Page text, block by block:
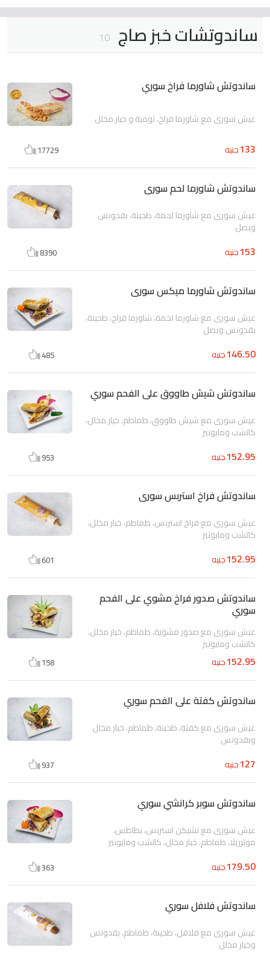
ساندوتشات خبز صاج 10
ساندوتش شاورما فراخ سوري
عيش سورى مع شاورما فراخ، ثومية و خيار مخلل
133جنيه 17729
ساندوتش شاورما لحم سورى
عيش سورى مع شاورما لحمة، طحينة، بقدونس
وبصل
153جنيه 8390
ساندوتش شاورما ميكس سورى
عيش سورى مع شاورما لحمة، شاورما فراخ، طحينة،
بقدونس وبصل
146.50جنيه 485
ساندوتش شيش طاووق على الفحم سوري
عيش سورى مع شيش طاووق، طماطم، خيار مخلل،
كاتشب ومايونيز
152.95جنيه 953
ساندوتش فراخ استربس سورى
عيش سورى مع فراخ استربس، طماطم، خيار مخلل،
كاتشب ومايونيز
152.95جنيه 601
ساندوتش صدور فراخ مشوي على الفحم
سوري
عيش سورى مع صدور مشوية، طماطم، خيار مخلل،
كاتشب ومايونيز
152.95جنيه 158
ساندوتش كفتة على الفحم سوري
عيش سورى مع كفتة، طحينة، طماطم، خيار مخلل
وبقدونس
127جنيه 937
ساندوتش سوبر كرانشي سوري
عيش سورى مع تشيكن استربس، بطاطس،
موتزريلا، طماطم، خيار مخلل، كاتشب ومايونيز
179.50جنيه 363
ساندوتش فلافل سوري
عيش سورى مع فلافل، طحينة، طماطم، بقدونس
وخيار مخلل